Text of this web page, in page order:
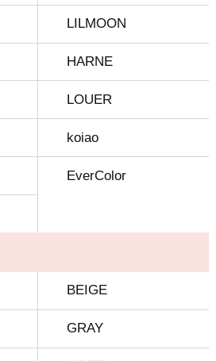
LILMOON
HARNE
LOUER
koiao
EverColor
BEIGE
GRAY